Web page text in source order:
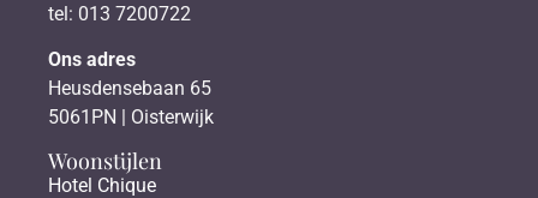
tel: 013 7200722
Ons adres
Heusdensebaan 65
5061PN | Oisterwijk
Woonstijlen
Hotel Chique